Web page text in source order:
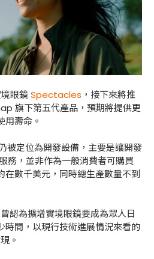
眼鏡Spectacles ，接下來將推
旗下第五代產品，預期將提供更
用壽命。
定位為開發設備，主要是讓開發
務，並非作為一般消費者可購買
在數千美元，同時總生產數量不到
認為擴增實境眼鏡要成為眾人日
時間，以現行技術進展情況來看的
。